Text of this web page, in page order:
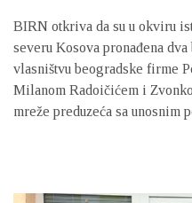
BIRN otkriva da su u okviru
severu Kosova pronađena
vlasništvu beogradske firme
Milanom Radoičićem i
mreže preduzeća sa unosnim